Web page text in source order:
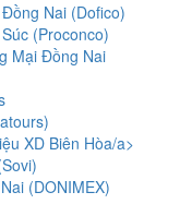
Nai (Dofico)
(Proconco)
Mại Đồng Nai
XD Biên Hòa/a>
(DONIMEX)